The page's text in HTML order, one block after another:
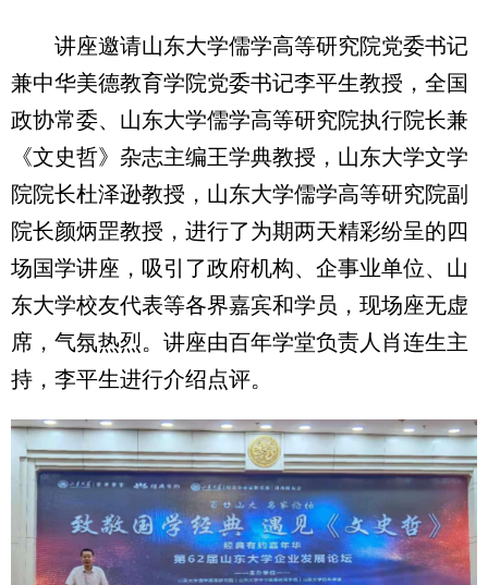
讲座邀请山东大学儒学高等研究院党委书记
兼中华美德教育学院党委书记李平生教授，全国
政协常委、山东大学儒学高等研究院执行院长兼
《文史哲》杂志主编王学典教授，山东大学文学
院院长杜泽逊教授，山东大学儒学高等研究院副
院长颜炳罡教授，进行了为期两天精彩纷呈的四
场国学讲座，吸引了政府机构、企事业单位、山
东大学校友代表等各界嘉宾和学员，现场座无虚
席，气氛热烈。讲座由百年学堂负责人肖连生主
持，李平生进行介绍点评。